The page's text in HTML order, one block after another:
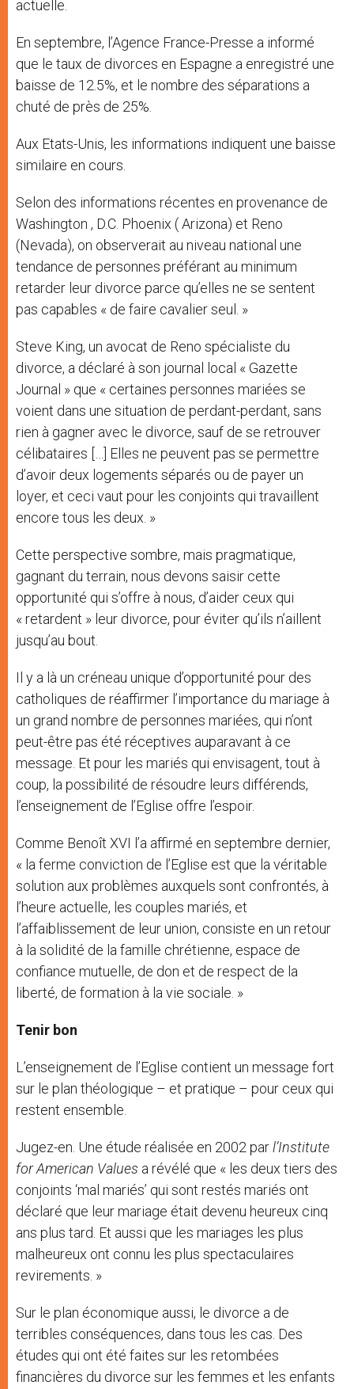
actuelle.
En septembre, l’Agence France-Presse a informé
que le taux de divorces en Espagne a enregistré une
baisse de 12.5%, et le nombre des séparations a
chuté de près de 25%.
Aux Etats-Unis, les informations indiquent une baisse
similaire en cours.
Selon des informations récentes en provenance de
Washington , D.C. Phoenix ( Arizona) et Reno
(Nevada), on observerait au niveau national une
tendance de personnes préférant au minimum
retarder leur divorce parce qu’elles ne se sentent
pas capables « de faire cavalier seul. »
Steve King, un avocat de Reno spécialiste du
divorce, a déclaré à son journal local « Gazette
Journal » que « certaines personnes mariées se
voient dans une situation de perdant-perdant, sans
rien à gagner avec le divorce, sauf de se retrouver
célibataires […] Elles ne peuvent pas se permettre
d’avoir deux logements séparés ou de payer un
loyer, et ceci vaut pour les conjoints qui travaillent
encore tous les deux. »
Cette perspective sombre, mais pragmatique,
gagnant du terrain, nous devons saisir cette
opportunité qui s’offre à nous, d’aider ceux qui
« retardent » leur divorce, pour éviter qu’ils n’aillent
jusqu’au bout.
Il y a là un créneau unique d’opportunité pour des
catholiques de réaffirmer l’importance du mariage à
un grand nombre de personnes mariées, qui n’ont
peut-être pas été réceptives auparavant à ce
message. Et pour les mariés qui envisagent, tout à
coup, la possibilité de résoudre leurs différends,
l’enseignement de l’Eglise offre l’espoir.
Comme Benoît XVI l’a affirmé en septembre dernier,
« la ferme conviction de l’Eglise est que la véritable
solution aux problèmes auxquels sont confrontés, à
l’heure actuelle, les couples mariés, et
l’affaiblissement de leur union, consiste en un retour
à la solidité de la famille chrétienne, espace de
confiance mutuelle, de don et de respect de la
liberté, de formation à la vie sociale. »
Tenir bon
L’enseignement de l’Eglise contient un message fort
sur le plan théologique – et pratique – pour ceux qui
restent ensemble.
Jugez-en. Une étude réalisée en 2002 parl’Institute
for American Values a révélé que « les deux tiers des
conjoints ‘mal mariés’ qui sont restés mariés ont
déclaré que leur mariage était devenu heureux cinq
ans plus tard. Et aussi que les mariages les plus
malheureux ont connu les plus spectaculaires
revirements. »
Sur le plan économique aussi, le divorce a de
terribles conséquences, dans tous les cas. Des
études qui ont été faites sur les retombées
financières du divorce sur les femmes et les enfants